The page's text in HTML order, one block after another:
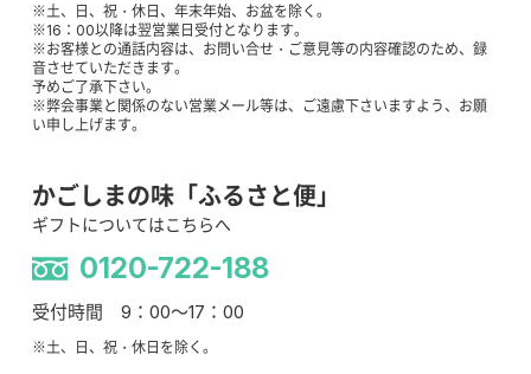
※土、日、祝・休日、年末年始、お盆を除く。
※16：00以降は翌営業日受付となります。
※お客様との通話内容は、お問い合せ・ご意見等の内容確認のため、録
音させていただきます。
予めご了承下さい。
※弊会事業と関係のない営業メール等は、ご遠慮下さいますよう、お願
い申し上げます。
かごしまの味「ふるさと便」
ギフトについてはこちらへ
0120-722-188
受付時間 9：00～17：00
※土、日、祝・休日を除く。